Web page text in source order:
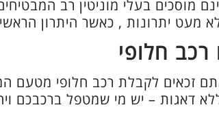
מוסכים בעלי מוניטין רב
מעט יתרונות , כאשר היתרון
חלופי
זכאים לקבלת רכב חלופי מטעם
דאגות – יש מי שמטפל ברכבכם